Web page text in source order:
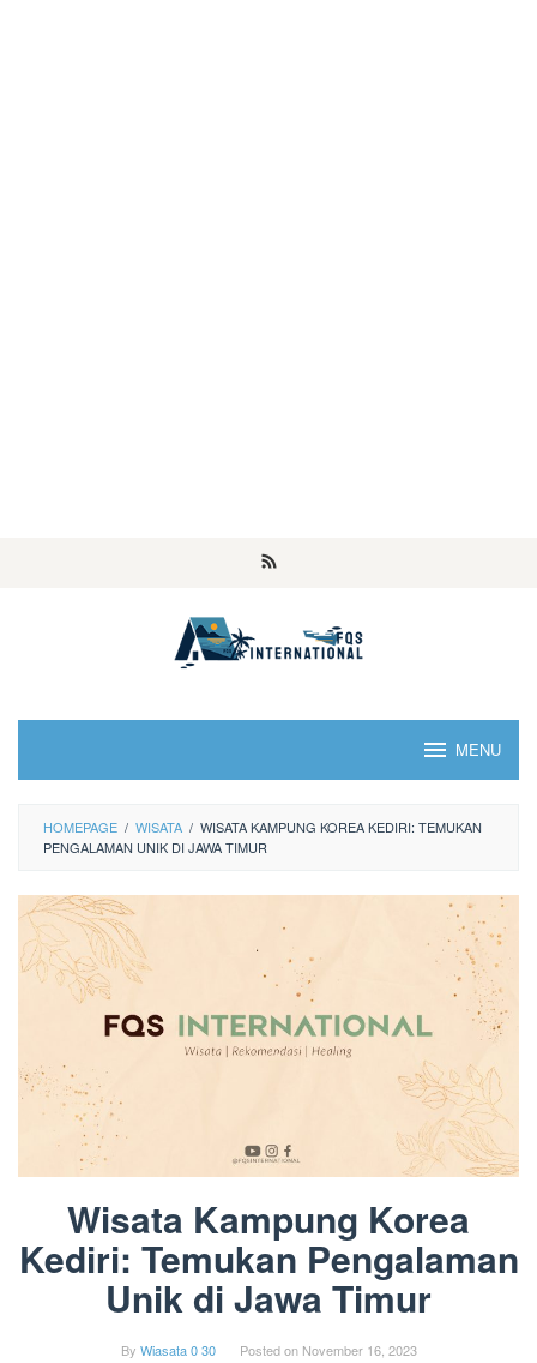
MENU
HOMEPAGE / WISATA / WISATA KAMPUNG KOREA KEDIRI: TEMUKAN
PENGALAMAN UNIK DI JAWA TIMUR
Wisata Kampung Korea
Kediri: Temukan Pengalaman
Unik di Jawa Timur
By Wiasata 0 30 Posted on November 16, 2023